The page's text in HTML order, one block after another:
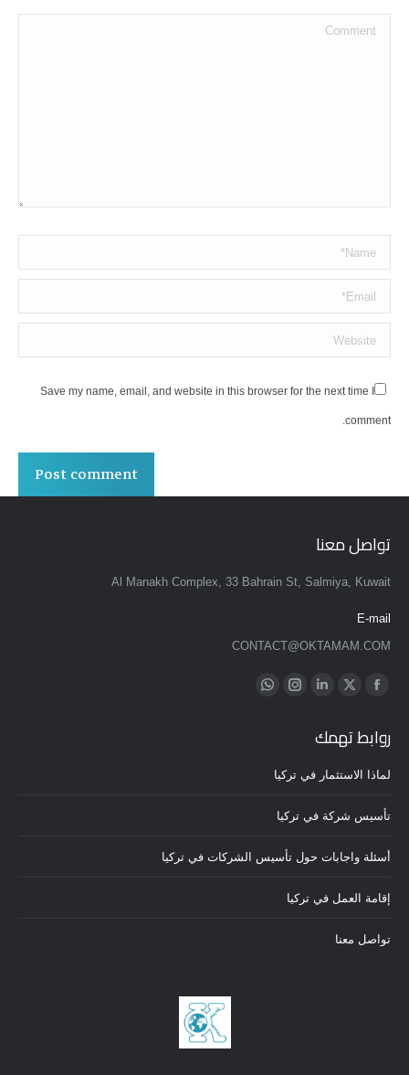
Comment
Name *
Email *
Website
Save my name, email, and website in this browser for the next time I
comment.
Post comment
تواصل معنا
Al Manakh Complex, 33 Bahrain St, Salmiya, Kuwait
E-mail
CONTACT@OKTAMAM.COM
Find us on:
opens
in
window
opens
window
Linkedin
opens
window
Instagram
in
window
Whatsapp
روابط تهمك
لماذا الاستثمار في تركيا
تأسيس شركة في تركيا
أسئلة واجابات حول تأسيس الشركات في تركيا
إقامة العمل في تركيا
تواصل معنا